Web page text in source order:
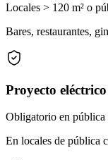
Locales > 120 m² o
Bares, restaurantes,
Proyecto
Obligatorio en pública
En locales de pública